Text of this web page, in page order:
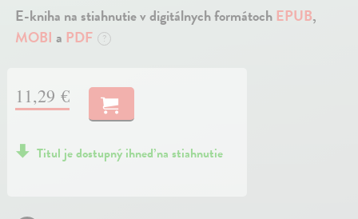
E-kniha na stiahnutie v digitálnych formátoch EPUB,
MOBI a PDF ?
11,29 €
Titul je dostupný ihneď na stiahnutie